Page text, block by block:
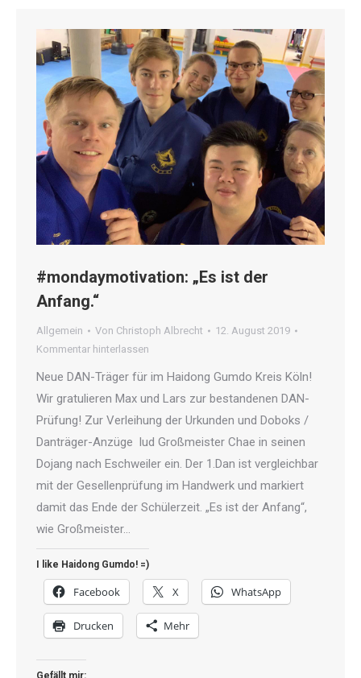
#mondaymotivation: „Es ist der
Anfang.“
Allgemein Von Christoph Albrecht
12. August 2019
Kommentar hinterlassen
Neue DAN-Träger für im Haidong Gumdo Kreis Köln!
Wir gratulieren Max und Lars zur bestandenen DAN-
Prüfung! Zur Verleihung der Urkunden und Doboks /
Danträger-Anzüge lud Großmeister Chae in seinen
Dojang nach Eschweiler ein. Der 1.Dan ist vergleichbar
mit der Gesellenprüfung im Handwerk und markiert
damit das Ende der Schülerzeit. „Es ist der Anfang“,
wie Großmeister…
I like Haidong Gumdo! =)
Facebook X WhatsApp
Drucken Mehr